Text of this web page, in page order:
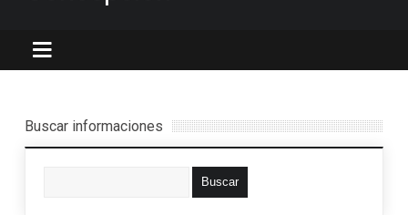
Buscar informaciones